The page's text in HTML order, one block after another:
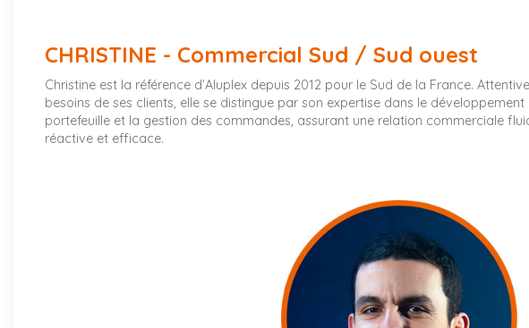
CHRISTINE - Commercial Sud / Sud ouest
Christine est la référence d’Aluplex depuis 2012 pour le Sud de la France.
besoins de ses clients, elle se distingue par son expertise dans le développement
portefeuille et la gestion des commandes, assurant une relation commerciale
réactive et efficace.